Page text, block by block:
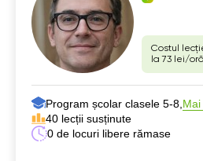
Costul
la 73 lei/oră
Program școlar clasele 5-8,
40 lecții susținute
0 de locuri libere rămase